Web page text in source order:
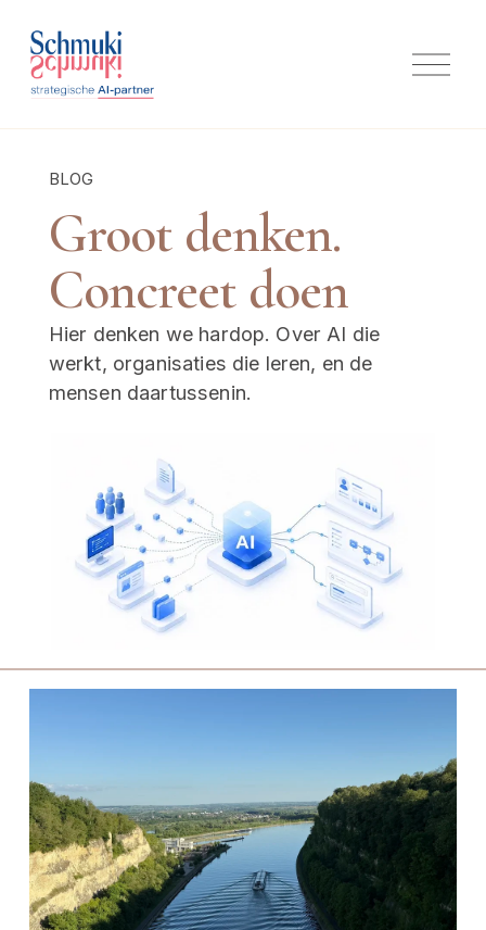
M
e
Groot denken.
Concreet doen
BLOG
Hier denken we hardop. Over AI die
werkt, organisaties die leren, en de
mensen daartussenin.